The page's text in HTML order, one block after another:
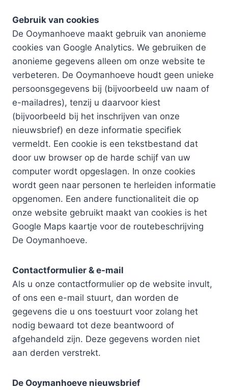
Gebruik van cookies
De Ooymanhoeve maakt gebruik van anonieme
cookies van Google Analytics. We gebruiken de
anonieme gegevens alleen om onze website te
verbeteren. De Ooymanhoeve houdt geen unieke
persoonsgegevens bij (bijvoorbeeld uw naam of
e-mailadres), tenzij u daarvoor kiest
(bijvoorbeeld bij het inschrijven van onze
nieuwsbrief) en deze informatie specifiek
vermeldt. Een cookie is een tekstbestand dat
door uw browser op de harde schijf van uw
computer wordt opgeslagen. In onze cookies
wordt geen naar personen te herleiden informatie
opgenomen. Een andere functionaliteit die op
onze website gebruikt maakt van cookies is het
Google Maps kaartje voor de routebeschrijving
De Ooymanhoeve.
Contactformulier & e-mail
Als u onze contactformulier op de website invult,
of ons een e-mail stuurt, dan worden de
gegevens die u ons toestuurt voor zolang het
nodig bewaard tot deze beantwoord of
afgehandeld zijn. Deze gegevens worden niet
aan derden verstrekt.
De Ooymanhoeve nieuwsbrief